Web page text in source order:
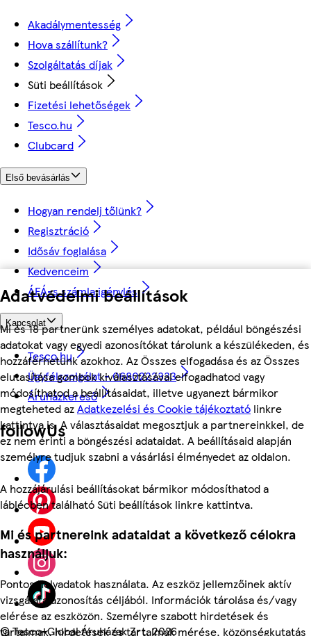
Adatvédelmi beállítások
Mi és 18 partnerünk személyes adatokat, például böngészési
adatokat vagy egyedi azonosítókat tárolunk a készülékeden, és
hozzáférhetünk azokhoz. Az Összes elfogadása és az Összes
elutasítása gombok kiválasztásával elfogadhatod vagy
módosíthatod a beállításaidat, illetve ugyanezt bármikor
megteheted azAdatkezelési és Cookie tájékoztató linkre
kattintva is. A választásaidat megosztjuk a partnereinkkel, de
ez nem érinti a böngészési adataidat. A beállításaid alapján
személyre tudjuk szabni a vásárlási élményedet az oldalon.
A hozzájárulási beállításokat bármikor módosíthatod a
láblécben található Süti beállítások linkre kattintva.
Mi és partnereink adataidat a következő célokra
használjuk:
Pontos helyadatok használata. Az eszköz jellemzőinek aktív
vizsgálata azonosítás céljából. Információk tárolása és/vagy
elérése az eszközön. Személyre szabott hirdetések és
tartalmak, hirdetések és tartalmak mérése, közönségkutatás
Akadálymentesség
Hova szállítunk?
Szolgáltatás díjak
Süti beállítások
Fizetési lehetőségek
Tesco.hu
Clubcard
Első bevásárlás
Hogyan rendelj tőlünk?
Regisztráció
Idősáv foglalása
Kedvenceim
ÁFÁ-s számla igénylés
Kapcsolat
Tesco.hu
Ügyfélszolgálat - 0680222333
Áruházkereső
followUs
©Tesco-Global Áruházak Zrt. 2026